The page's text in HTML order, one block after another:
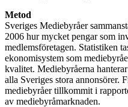
Metod
Sveriges Mediebyråer
2006 hur mycket pengar som
medlemsföretagen. Statistiken
ekonomisystem som
kvalitet. Mediebyråerna
alla Sveriges stora annonsörer.
mediebyråer tillkommit i
av mediebyråmarknaden.